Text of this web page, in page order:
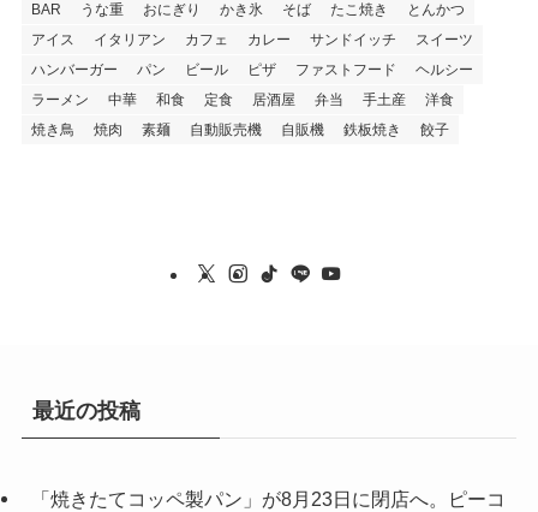
BAR うな重 おにぎり かき氷 そば たこ焼き
とんかつ
アイス
イタリアン カフェ カレー サンドイッチ
スイーツ
ハンバーガー
パン ビール ピザ ファストフード
ヘルシー
ラーメン
中華 和食 定食 居酒屋 弁当 手土産
洋食
焼き鳥
焼肉 素麺 自動販売機 自販機 鉄板焼き 餃子
最近の投稿
「焼きたてコッペ製パン」が8月23日に閉店へ。ピーコ